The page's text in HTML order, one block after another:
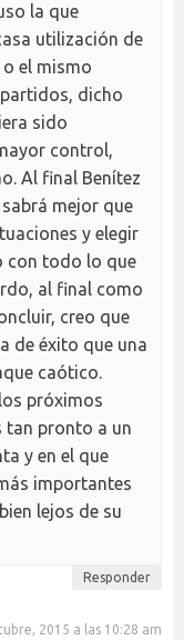
la que
utilización de
el mismo
dicho
sido
control,
Al final Benítez
mejor que
y elegir
con todo lo que
al final como
creo que
de éxito que una
caótico.
próximos
tan pronto a un
y en el que
importantes
lejos de su
Responder
2015 a las 10:28 am